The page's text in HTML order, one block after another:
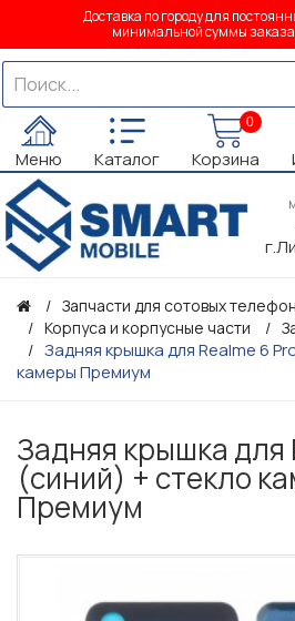
Доставка по городу для
минимальной суммы
Меню Каталог
0
Корзина
Запчасти для сотовых
Корпуса и корпусные части
Задняя крышка для Realme 6
камеры Премиум
Задняя крышка для
(синий) + стекло
Премиум